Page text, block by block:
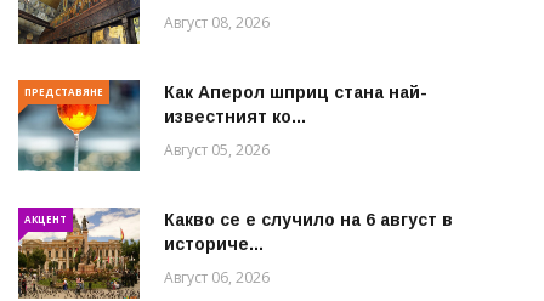
Август 08, 2026
ПРЕДСТАВЯНЕ
Как Аперол шприц стана най-
известният ко...
Август 05, 2026
АКЦЕНТ
Какво се е случило на 6 август в
историче...
Август 06, 2026